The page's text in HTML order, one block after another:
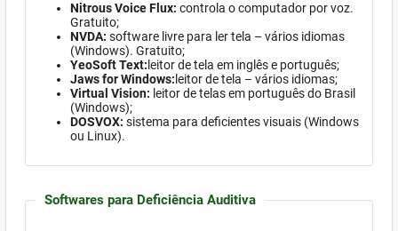
Nitrous Voice Flux: controla o computador por voz.
Gratuito;
NVDA: software livre para ler tela – vários idiomas
(Windows). Gratuito;
YeoSoft Text: leitor de tela em inglês e português;
Jaws for Windows: leitor de tela – vários idiomas;
Virtual Vision: leitor de telas em português do Brasil
(Windows);
DOSVOX: sistema para deficientes visuais (Windows
ou Linux).
Softwares para Deficiência Auditiva